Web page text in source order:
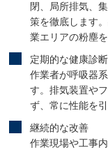
閉、局所排気、
策を徹底します
業エリアの粉塵
定期的な健康診
作業者が呼吸器
す。排気装置や
ず、常に性能を
継続的な改善
作業現場や工事